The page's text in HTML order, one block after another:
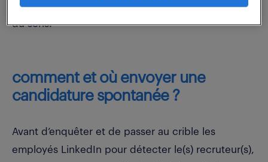
pouvoir expliquer pourquoi votre profil peut y avoir
du sens.
comment et où envoyer une
candidature spontanée ?
Avant d’enquêter et de passer au crible les
employés LinkedIn pour détecter le(s) recruteur(s),